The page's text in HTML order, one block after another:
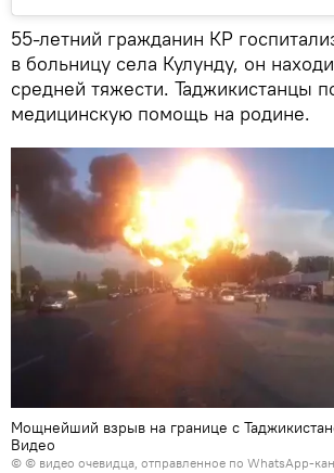
55-летний гражданин КР
в больницу села Кулунду, он
средней тяжести. Таджикистанцы
медицинскую помощь на родине.
Мощнейший взрыв на границе с
Видео
© © видео очевидца, отправленное по WhatsApp-